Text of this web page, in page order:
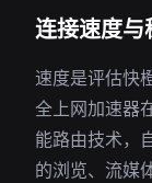
连接速度与
速度是评估快
全上网加速器
能路由技术，
的浏览、流媒